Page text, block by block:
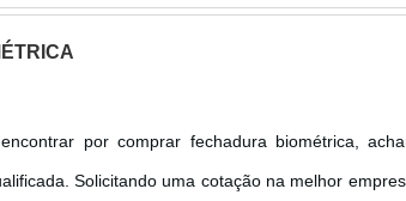
por comprar fechadura biométrica,
Solicitando uma cotação na melhor